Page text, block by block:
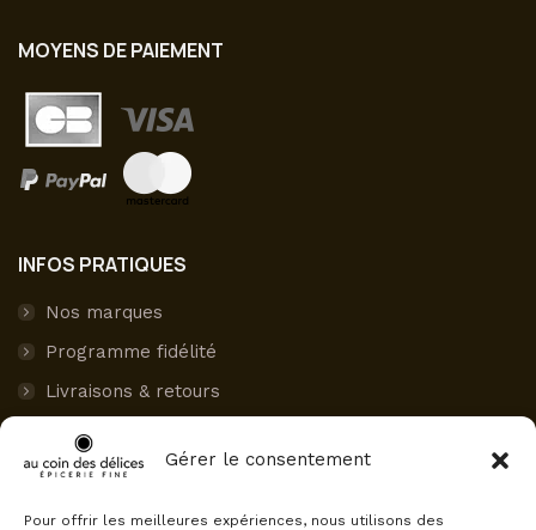
Gérer le consentement
Pour offrir les meilleures expériences, nous utilisons des
MOYENS DE PAIEMENT
INFOS PRATIQUES
Nos marques
Programme fidélité
Livraisons & retours
Paiement sécurisé
Mon compte